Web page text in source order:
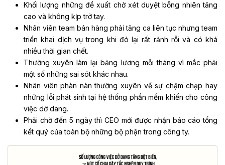
Khối lượng những đề xuất chờ xét duyệt bỗng nhiên tăng
cao và không kịp trở tay.
Nhân viên team bán hàng phải tăng ca liên tục nhưng team
triển khai dịch vụ trong khi đó lại rất rảnh rỗi và có khá
nhiều thời gian chết.
Thường xuyên làm lại bảng lương mỗi tháng vì mắc phải
một số những sai sót khác nhau.
Nhân viên phàn nàn thường xuyên về sự chậm chạp hay
những lỗi phát sinh tại hệ thống phần mềm khiến cho công
việc dở dang.
Phải chờ đến 5 ngày thì CEO mới được nhận báo cáo tổng
kết quý của toàn bộ những bộ phận trong công ty.